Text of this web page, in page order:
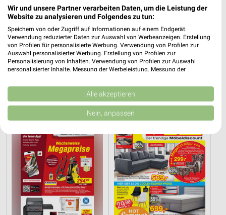
8,5 km 9,6 km
Gültig bis Sa. 08.08.
Opti Wohnwelt
Wir und unsere Partner verarbeiten Daten, um die Leistung der
Website zu analysieren und Folgendes zu tun:
Speichern von oder Zugriff auf Informationen auf einem Endgerät.
Verwendung reduzierter Daten zur Auswahl von Werbeanzeigen. Erstellung
von Profilen für personalisierte Werbung. Verwendung von Profilen zur
Auswahl personalisierter Werbung. Erstellung von Profilen zur
Personalisierung von Inhalten. Verwendung von Profilen zur Auswahl
personalisierter Inhalte. Messung der Werbeleistung. Messung der
Kombinationen von Daten aus verschiedenen Quellen. Entwicklung und
Verbesserung der Angebote. Verwendung reduzierter Daten zur Auswahl
von Inhalten.
Daten können außerhalb der Europäischen Union weitergegeben und in die
Website/App.
Partnerliste anzeigen (1 IAB-Anbieter)
Wir nutzen Ihre Daten für folgende Zwecke:
IAB-Verarbeitungszwecke:
Speichern von oder Zugriff auf Informationen
auf einem Endgerät
Alle akzeptieren
Nein, anpassen